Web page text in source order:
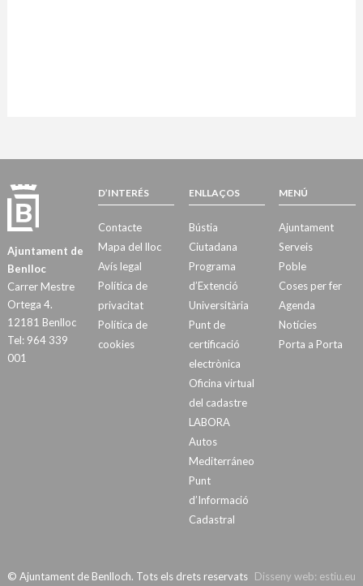
Ajuntament de
Benlloc
Carrer Mestre
Ortega 4.
12181 Benlloc
Tel: 964 339
001
D’INTERÉS
Contacte
Mapa del lloc
Avís legal
Política de
privacitat
Política de
cookies
ENLLAÇOS
Bústia
Ciutadana
Programa
d’Extenció
Universitària
Punt de
certificació
electrònica
Oficina virtual
del cadastre
LABORA
Autos
Mediterráneo
Punt
d’Informació
Cadastral
MENÚ
Ajuntament
Serveis
Poble
Coses per fer
Agenda
Notícies
Porta a Porta
Disseny web: estiu.eu
© Ajuntament de Benlloch. Tots els drets reservats